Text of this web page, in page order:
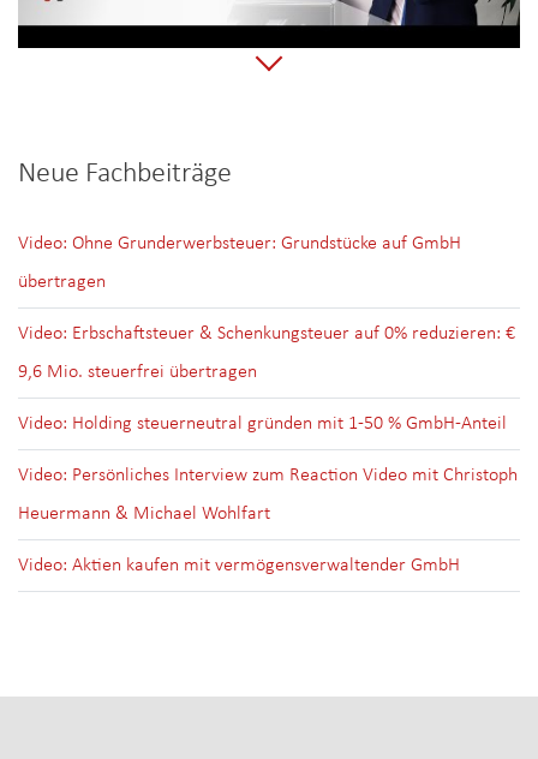
Neue Fachbeiträge
Video: Ohne Grunderwerbsteuer: Grundstücke auf GmbH
übertragen
Video: Erbschaftsteuer & Schenkungsteuer auf 0% reduzieren: €
9,6 Mio. steuerfrei übertragen
Video: Holding steuerneutral gründen mit 1-50 % GmbH-Anteil
Video: Persönliches Interview zum Reaction Video mit Christoph
Heuermann & Michael Wohlfart
Video: Aktien kaufen mit vermögensverwaltender GmbH